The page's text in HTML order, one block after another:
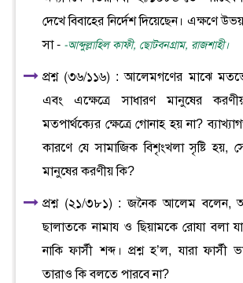
দেখে বিবাহের নির্দেশ দিয়েছেন। এক্ষণে
সা - -আব্দুল্লাহিল কাফী, ছোটবনগ্রাম, রাজশাহী।
প্রশ্ন (৩৬/১১৬) : আলেমগণের মাঝে
এবং এক্ষেত্রে সাধারণ মানুষের
মতপার্থক্যের ক্ষেত্রে গোনাহ হয় না?
কারণে যে সামাজিক বিশৃংখলা সৃষ্টি হয়,
মানুষের করণীয় কি?
প্রশ্ন (২১/৩৮১) : জনৈক আলেম বলেন,
ছালাতকে নামায ও ছিয়ামকে রোযা বলা
নাকি ফার্সী শব্দ। প্রশ্ন হ’ল, যারা ফার্সী
তারাও কি বলতে পারবে না?